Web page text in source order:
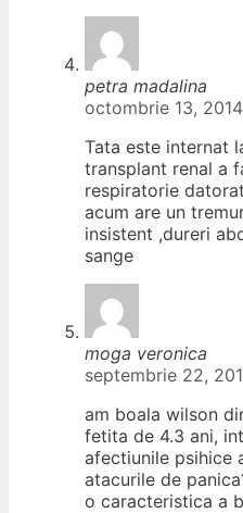
petra madalina
octombrie 13,
Tata este internat
transplant renal a
respiratorie
acum are un
insistent ,dureri
sange
moga veronica
septembrie 22,
am boala wilson
fetita de 4.3 ani,
afectiunile psihice
atacurile de
o caracteristica a